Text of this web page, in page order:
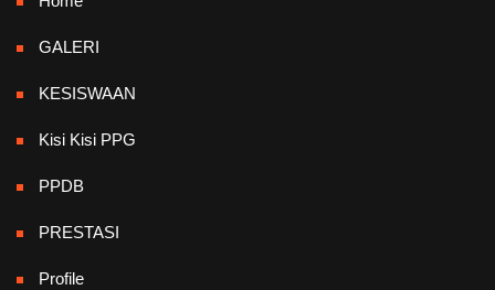
GALERI
KESISWAAN
Kisi Kisi PPG
PPDB
PRESTASI
Profile